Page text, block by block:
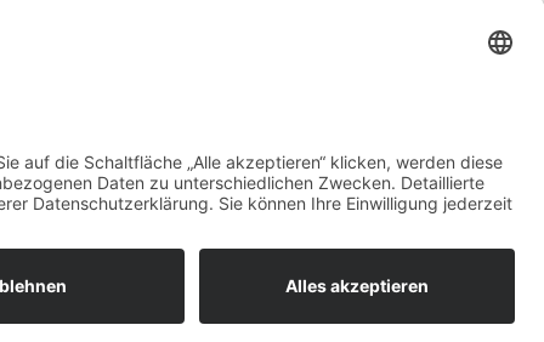
keine Umsatzsteuer.